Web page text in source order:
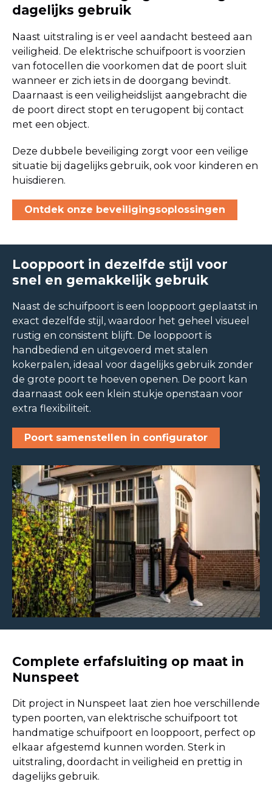
dagelijks gebruik
Naast uitstraling is er veel aandacht besteed aan
veiligheid. De elektrische schuifpoort is voorzien
van fotocellen die voorkomen dat de poort sluit
wanneer er zich iets in de doorgang bevindt.
Daarnaast is een veiligheidslijst aangebracht die
de poort direct stopt en terugopent bij contact
met een object.
Deze dubbele beveiliging zorgt voor een veilige
situatie bij dagelijks gebruik, ook voor kinderen en
huisdieren.
Ontdek onze beveiligingsoplossingen
Looppoort in dezelfde stijl voor
snel en gemakkelijk gebruik
Naast de schuifpoort is een looppoort geplaatst in
exact dezelfde stijl, waardoor het geheel visueel
rustig en consistent blijft. De looppoort is
handbediend en uitgevoerd met stalen
kokerpalen, ideaal voor dagelijks gebruik zonder
de grote poort te hoeven openen. De poort kan
daarnaast ook een klein stukje openstaan voor
extra flexibiliteit.
Poort samenstellen in configurator
Complete erfafsluiting op maat in
Nunspeet
Dit project in Nunspeet laat zien hoe verschillende
typen poorten, van elektrische schuifpoort tot
handmatige schuifpoort en looppoort, perfect op
elkaar afgestemd kunnen worden. Sterk in
uitstraling, doordacht in veiligheid en prettig in
dagelijks gebruik.